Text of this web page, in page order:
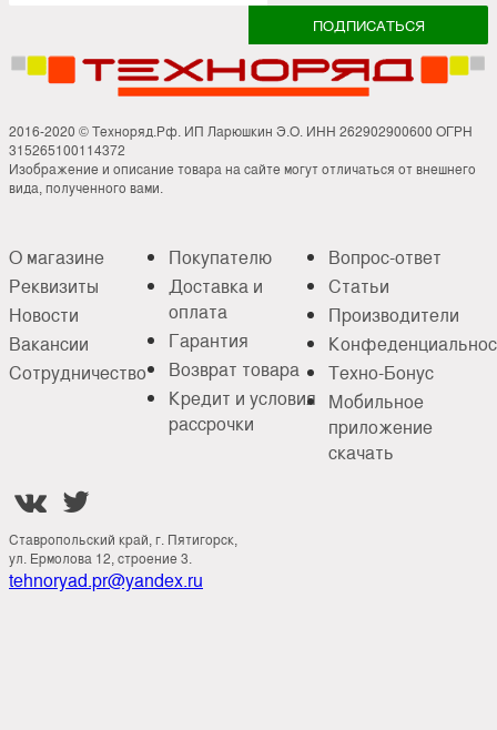
2016-2020 © Техноряд.Рф. ИП Ларюшкин Э.О. ИНН 262902900600 ОГРН
315265100114372
Изображение и описание товара на сайте могут отличаться от внешнего
вида, полученного вами.
О магазине
Реквизиты
Новости
Вакансии
Сотрудничество
Покупателю
Доставка и
оплата
Гарантия
Возврат товара
Кредит и условия
рассрочки
Вопрос-ответ
Статьи
Производители
Техно-Бонус
Мобильное
приложение
скачать
 
Ставропольский край, г. Пятигорск,
ул. Ермолова 12, строение 3.
tehnoryad.pr@yandex.ru